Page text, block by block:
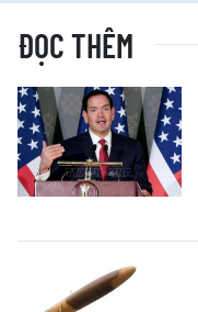
ĐỌC THÊM